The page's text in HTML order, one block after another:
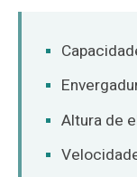
Altura de
O‘zbekcha